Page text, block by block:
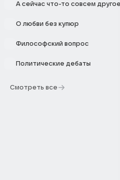
А сейчас что-то совсем другое
О любви без купюр
Философский вопрос
Политические дебаты
Смотреть все